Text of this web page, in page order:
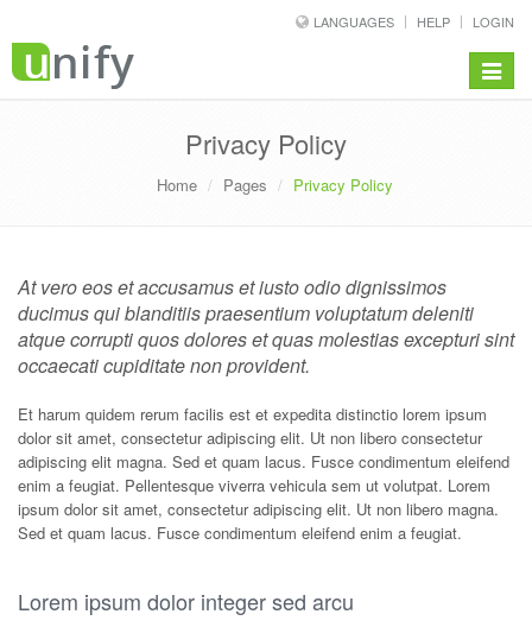
LANGUAGES HELP LOGIN
Toggle
Privacy Policy
Home Pages Privacy Policy
At vero eos et accusamus et iusto odio dignissimos
ducimus qui blanditiis praesentium voluptatum deleniti
atque corrupti quos dolores et quas molestias excepturi sint
occaecati cupiditate non provident.
Et harum quidem rerum facilis est et expedita distinctio lorem ipsum
dolor sit amet, consectetur adipiscing elit. Ut non libero consectetur
adipiscing elit magna. Sed et quam lacus. Fusce condimentum eleifend
enim a feugiat. Pellentesque viverra vehicula sem ut volutpat. Lorem
ipsum dolor sit amet, consectetur adipiscing elit. Ut non libero magna.
Sed et quam lacus. Fusce condimentum eleifend enim a feugiat.
Lorem ipsum dolor integer sed arcu